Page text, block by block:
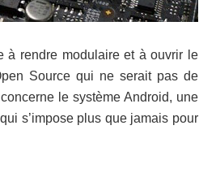
à rendre modulaire et à ouvrir le
Source qui ne serait pas de
le système Android, une
qui s’impose plus que jamais pour